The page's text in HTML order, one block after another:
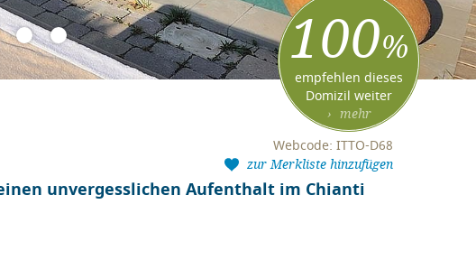
100%
empfehlen dieses
Domizil weiter
› mehr
zur Merkliste hinzufügen
Webcode: ITTO-D68
unvergesslichen Aufenthalt im Chianti